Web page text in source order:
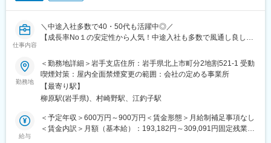
賃貸マンション・アパートを建てることによる節税・収入・資産
継承等をご提案します。
けでなく、地域住民の方に安全な住環境を提供できる、やりがい
のあるお仕事です。
＜新人営業の主なミッション＞
大切な土地をお任せいただくためにも、まずは関係性構築からス
タートです。
その土地への想い入れ、今後への悩みについて、話を「聞く」こ
仕事内容
＼中途入社多数で40・50代も活躍中◎／
【成長率No１の安定性から人気！中途入社も多数で風通し良し◎
休）／1次受けはコールセンターで対応するため業務外の対応は無
し！残業月15h程】
自由設計の高品質注文住宅を実現／創業15年で社員数3000名以上
＆売上2000億円突破の売上成長率トップクラスのハウスメーカ
ー！2026年度から年間休日120日予定！
◎宿泊を伴う出張や原則転勤無し！残業月35h程／来年度から年
勤務地
＜勤務地詳細＞岩手支店住所：岩手県北上市町分2地割521-1 受動
喫煙対策：屋内全面禁煙変更の範囲：会社の定める事業所
【最寄り駅】
柳原駅(岩手県)、村崎野駅、江釣子駅
給与
＜予定年収＞600万円～900万円＜賃金形態＞月給制補足事項なし
＜賃金内訳＞月額（基本給）：193,182円～309,091円固定残業手